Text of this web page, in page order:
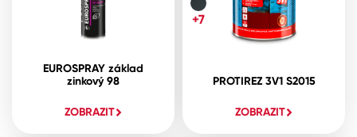
EUROSPRAY základ
zinkový 98
ZOBRAZIT
PROTIREZ 3V1 S2015
ZOBRAZIT
+7